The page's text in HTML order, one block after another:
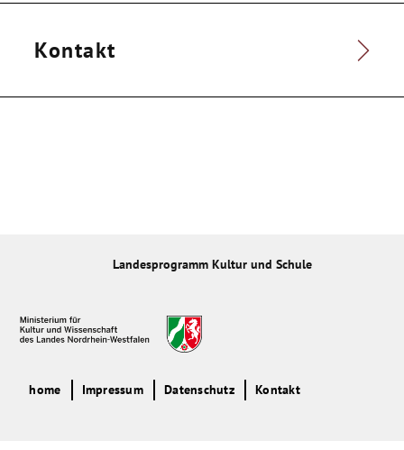
Kontakt
Landesprogramm Kultur und Schule
home Impressum Datenschutz Kontakt